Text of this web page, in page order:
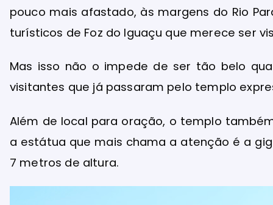
pouco mais afastado, às margens do Rio
turísticos de Foz do Iguaçu que merece ser
Mas isso não o impede de ser tão belo
visitantes que já passaram pelo templo
Além de local para oração, o templo
a estátua que mais chama a atenção é a
7 metros de altura.